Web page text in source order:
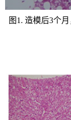
图1. 造模后3个